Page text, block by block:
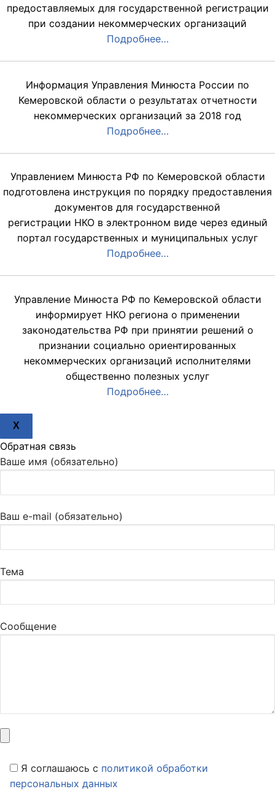
предоставляемых для государственной регистрации
при создании некоммерческих организаций
Подробнее…
Информация Управления Минюста России по
Кемеровской области о результатах отчетности
некоммерческих организаций за 2018 год
Подробнее…
Управлением Минюста РФ по Кемеровской области
подготовлена инструкция по порядку предоставления
документов для государственной
регистрации НКО в электронном виде через единый
портал государственных и муниципальных услуг
Подробнее…
Управление Минюста РФ по Кемеровской области
информирует НКО региона о применении
законодательства РФ при принятии решений о
признании социально ориентированных
некоммерческих организаций исполнителями
общественно полезных услуг
Подробнее…
X
Обратная связь
Ваше имя (обязательно)
Ваш e-mail (обязательно)
Тема
Сообщение
Я соглашаюсь c политикой обработки
персональных данных